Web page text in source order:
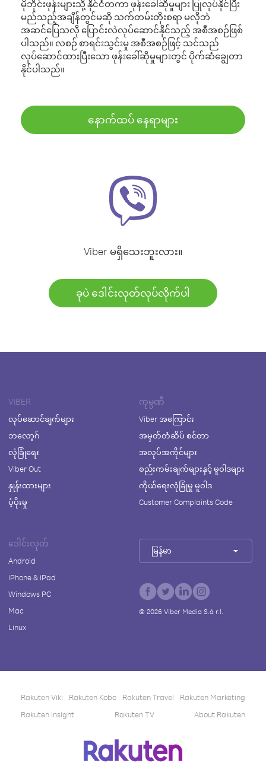
မိုဘိုင်းဖုန်းများသို့ နိုင်ငံတကာ ဖုန်းခေါ်ဆိုမှုများ ပြုလုပ်နိုင်ပြီး
မည်သည့်အချိန်တွင်မဆို သက်တမ်းတိုးစရာ မလိုဘဲ
အဆင်ပြေသလို ပြောင်းလဲလုပ်ဆောင်နိုင်သည့် အစီအစဉ်ဖြစ်
ပါသည်။ လစဉ် စာရင်းသွင်းမှု အစီအစဉ်ဖြင့် သင်သည်
လုပ်ဆောင်ထားပြီးသော ဖုန်းခေါ်ဆိုမှုများတွင် ပိုက်ဆံချွေတာ
နိုင်ပါသည်။
နောက်ထပ် နေရာများ
Viber မရှိသေးဘူးလား။
ခုပဲ ဒေါင်းလုတ်လုပ်လိုက်ပါ
VIBER
လုပ်ဆောင်ချက်များ
ဘလော့ဂ်
လုံခြုံရေး
Viber Out
နှုန်းထားများ
ပံ့ပိုးမှု
ကုမ္ပဏီ
Viber အကြောင်း
အမှတ်တံဆိပ် စင်တာ
အလုပ်အကိုင်များ
စည်းကမ်းချက်များနှင့် မူဝါဒများ
ကိုယ်ရေးလုံခြုံမှု မူဝါဒ
Customer Complaints Code
ဒေါင်းလုတ်
Android
iPhone & iPad
Windows PC
Mac
Linux
မြန်မာ
© 2026Viber Media S.à r.l.
Rakuten Viki Rakuten Kobo Rakuten Travel
Rakuten Marketing
Rakuten Insight
Rakuten TV About Rakuten